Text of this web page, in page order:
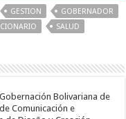
GESTION
GOBERNADOR
SALUD
Bolivariana de
Comunicación e